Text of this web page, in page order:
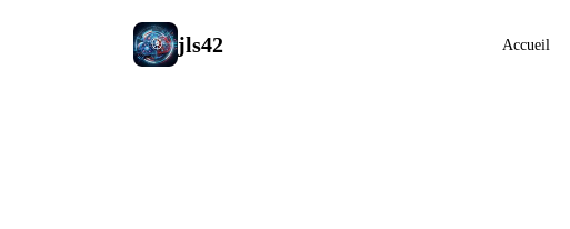
jls42 Accueil